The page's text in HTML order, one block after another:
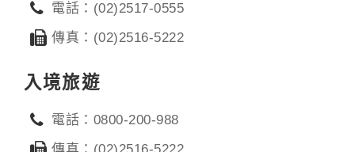
電話：(02)2517-0555
傳真：(02)2516-5222
入境旅遊
電話：0800-200-988